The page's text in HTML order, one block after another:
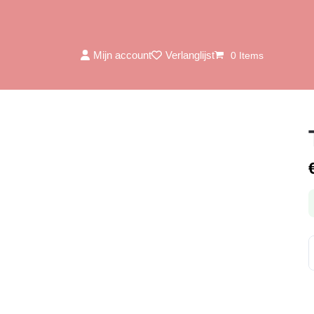
Mijn account
Verlanglijst 0 Items